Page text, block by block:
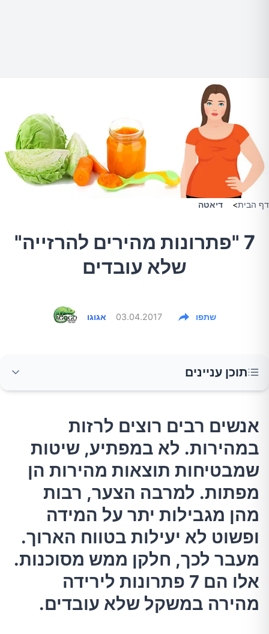
דף הבית> דיאטה
7 "פתרונות מהירים להרזייה"
שלא עובדים
אגוגו 03.04.2017 שתפו
תוכן עניינים
שיטות שמבטיחות תוצאות מהירות הן מפתות.
למרבה הצער, רבות מהן מגבילות יתר על המידה
ופשוט לא יעילות בטווח הארוך. מעבר לכך, חלקן
ממש מסוכנות. אלו הם 7 פתרונות לירידה מהירה
במשקל שלא עובדים.
1.דיאטות נוזליות
2.גלולות "חוסמות פחמימות"
3.דיאטת מיצים, טיהורים וניקוי רעלים
אנשים רבים רוצים לרזות
במהירות. לא במפתיע, שיטות
שמבטיחות תוצאות מהירות הן
מפתות. למרבה הצער, רבות
מהן מגבילות יתר על המידה
ופשוט לא יעילות בטווח הארוך.
מעבר לכך, חלקן ממש מסוכנות.
אלו הם 7 פתרונות לירידה
מהירה במשקל שלא עובדים.